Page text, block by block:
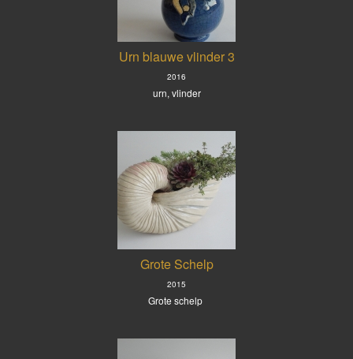
Urn blauwe vlinder 3
2016
urn, vlinder
Grote Schelp
2015
Grote schelp